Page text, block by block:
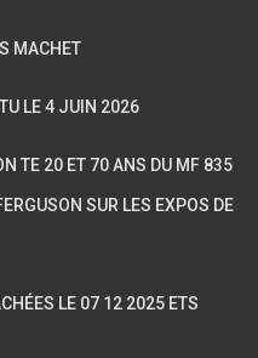
MACHET
LE 4 JUIN 2026
TE 20 ET 70 ANS DU MF 835
SUR LES EXPOS DE
LE 07 12 2025 ETS